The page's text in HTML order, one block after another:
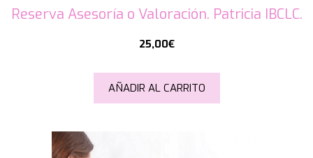
Reserva Asesoría o Valoración. Patricia IBCLC.
25,00€
AÑADIR AL CARRITO